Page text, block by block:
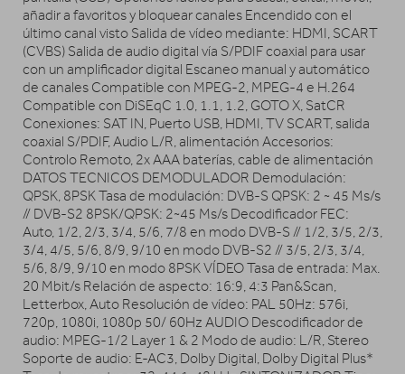
añadir a favoritos y bloquear canales Encendido con el
último canal visto Salida de vídeo mediante: HDMI, SCART
(CVBS) Salida de audio digital vía S/PDIF coaxial para usar
con un amplificador digital Escaneo manual y automático
de canales Compatible con MPEG-2, MPEG-4 e H.264
Compatible con DiSEqC 1.0, 1.1, 1.2, GOTO X, SatCR
Conexiones: SAT IN, Puerto USB, HDMI, TV SCART, salida
coaxial S/PDIF, Audio L/R, alimentación Accesorios:
Controlo Remoto, 2x AAA baterías, cable de alimentación
DATOS TECNICOS DEMODULADOR Demodulación:
QPSK, 8PSK Tasa de modulación: DVB-S QPSK: 2 ~ 45 Ms/s
// DVB-S2 8PSK/QPSK: 2~45 Ms/s Decodificador FEC:
Auto, 1/2, 2/3, 3/4, 5/6, 7/8 en modo DVB-S // 1/2, 3/5, 2/3,
3/4, 4/5, 5/6, 8/9, 9/10 en modo DVB-S2 // 3/5, 2/3, 3/4,
5/6, 8/9, 9/10 en modo 8PSK VÍDEO Tasa de entrada: Max.
20 Mbit/s Relación de aspecto: 16:9, 4:3 Pan&Scan,
Letterbox, Auto Resolución de vídeo: PAL 50Hz: 576i,
720p, 1080i, 1080p 50/ 60Hz AUDIO Descodificador de
audio: MPEG-1/2 Layer 1 & 2 Modo de audio: L/R, Stereo
Soporte de audio: E-AC3, Dolby Digital, Dolby Digital Plus*